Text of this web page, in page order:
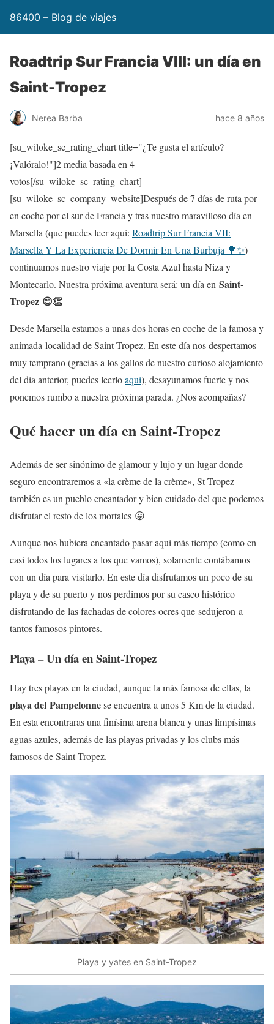
86400 – Blog de viajes
Roadtrip Sur Francia VIII: un día en
Saint-Tropez
Nerea Barba hace 8 años
[su_wiloke_sc_rating_chart title="¿Te gusta el artículo?
¡Valóralo!"]2media basada en 4
votos[/su_wiloke_sc_rating_chart]
[su_wiloke_sc_company_website]Después de 7 días de ruta por
en coche por el sur de Francia y tras nuestro maravilloso día en
Marsella (que puedes leer aquí: Roadtrip Sur Francia VII:
Marsella Y La Experiencia De Dormir En Una Burbuja 🌳✨)
continuamos nuestro viaje por la Costa Azul hasta Niza y
Montecarlo. Nuestra próxima aventura será: un día en Saint-
Tropez 😊👏
Desde Marsella estamos a unas dos horas en coche de la famosa y
animada localidad de Saint-Tropez. En este día nos despertamos
muy temprano (gracias a los gallos de nuestro curioso alojamiento
del día anterior, puedes leerloaquí), desayunamos fuerte y nos
ponemos rumbo a nuestra próxima parada. ¿Nos acompañas?
Qué hacer un día en Saint-Tropez
Además de ser sinónimo de glamour y lujo y un lugar donde
seguro encontraremos a «la crème de la crème», St-Tropez
también es un pueblo encantador y bien cuidado del que podemos
disfrutar el resto de los mortales 😛
Aunque nos hubiera encantado pasar aquí más tiempo (como en
casi todos los lugares a los que vamos), solamente contábamos
con un día para visitarlo. En este día disfrutamos un poco de su
playa y de su puerto y nos perdimos por su casco histórico
disfrutando de las fachadas de colores ocres que sedujeron a
tantos famosos pintores.
Playa – Un día en Saint-Tropez
Hay tres playas en la ciudad, aunque la más famosa de ellas, la
playa del Pampelonnese encuentra a unos 5 Km de la ciudad.
En esta encontraras una finísima arena blanca y unas limpísimas
aguas azules, además de las playas privadas y los clubs más
famosos de Saint-Tropez.
Playa y yates en Saint-Tropez